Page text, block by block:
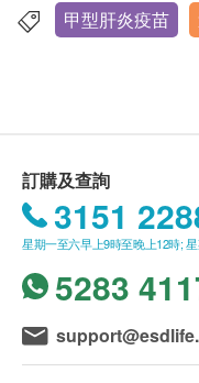
3292 / (佐敦)
詢。
進行身體檢查後，
進檢查報告。
(如個別化驗項目
有所延長
。如
戶可選擇以下方
(1) 親身領取：
領取報告，並由
香港銅鑼灣軒尼詩道
甲型肝炎疫苗
訂購及查詢
3151
星期一至六早上9時至晚上12時;
5283